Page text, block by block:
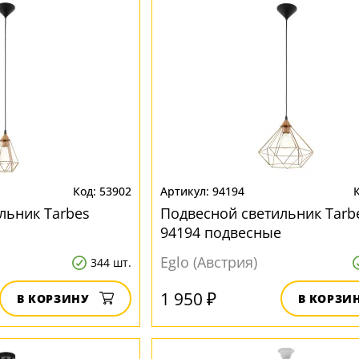
53902
Tarbes
344 шт.
В КОРЗИНУ
94194
Подвесной светильник
94194 подвесные
Eglo (Австрия)
1 950 ₽ В